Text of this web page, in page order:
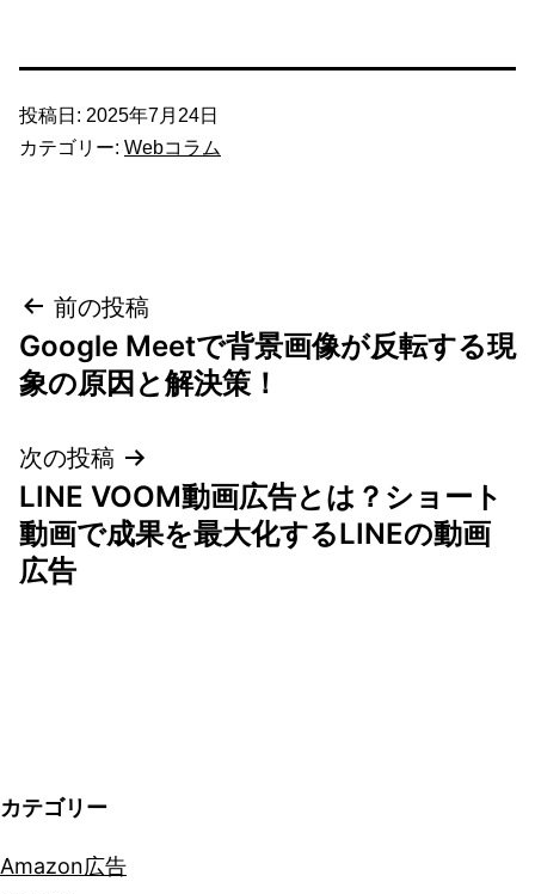
投稿日: 2025年7月24日
カテゴリー: Webコラム
投
稿
ビ
ゲ
ー
前の投稿
Google Meetで背景画像が反転する現
象の原因と解決策！
次の投稿
LINE VOOM動画広告とは？ショート
動画で成果を最大化するLINEの動画
広告
カテゴリー
Amazon広告